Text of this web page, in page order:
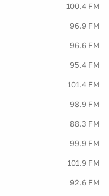
100.4 FM
96.9 FM
96.6 FM
95.4 FM
101.4 FM
98.9 FM
88.3 FM
99.9 FM
101.9 FM
92.6 FM